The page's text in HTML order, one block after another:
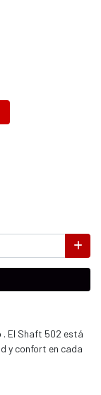
. El Shaft 502 está
y confort en cada